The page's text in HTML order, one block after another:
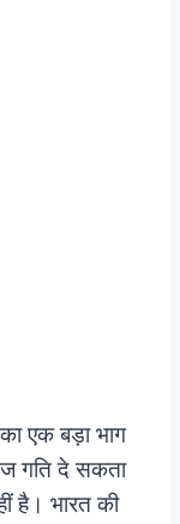
एक बड़ा भाग
गति दे सकता
है। भारत की